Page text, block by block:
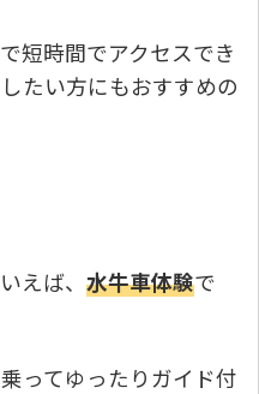
短時間でアクセスでき
たい方にもおすすめの
えば、 水牛車体験で
ってゆったりガイド付